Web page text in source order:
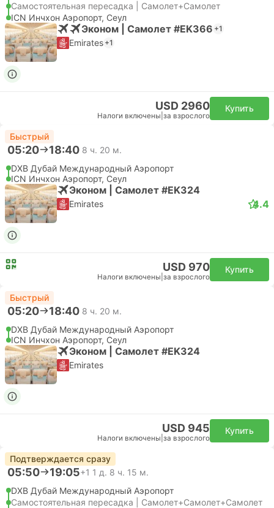
Самостоятельная пересадка | Самолет+Самолет
ICN Инчхон Аэропорт, Сеул
Эконом | Самолет #EK366 +1
Emirates +1
USD 2960
Налоги включены за взрослого
Купить
Быстрый
05:20 18:40 8 ч. 20 м.
DXB Дубай Международный Аэропорт
ICN Инчхон Аэропорт, Сеул
Эконом | Самолет #EK324
Emirates 4.4
USD 970
Налоги включены за взрослого
Купить
Быстрый
05:20 18:40 8 ч. 20 м.
DXB Дубай Международный Аэропорт
ICN Инчхон Аэропорт, Сеул
Эконом | Самолет #EK324
Emirates
USD 945
Налоги включены за взрослого
Купить
Подтверждается сразу
05:50 19:05+1 1 д. 8 ч. 15 м.
DXB Дубай Международный Аэропорт
Самостоятельная пересадка | Самолет+Самолет+Самолет